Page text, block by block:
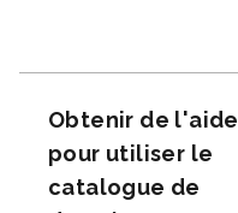
Obtenir de l'aide
pour utiliser le
catalogue de